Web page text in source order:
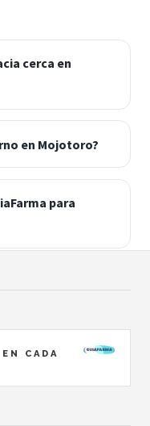
cerca en
en Mojotoro?
para
CADA